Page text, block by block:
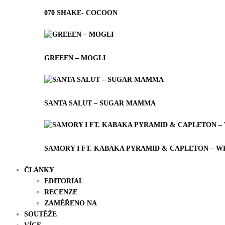
070 SHAKE- COCOON
GREEEN – MOGLI
SANTA SALUT – SUGAR MAMMA
SAMORY I FT. KABAKA PYRAMID & CAPLETON –
ČLÁNKY
EDITORIAL
RECENZE
ZAMĚŘENO NA
SOUTĚŽE